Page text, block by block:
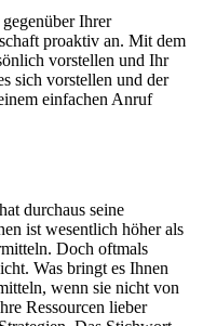
Ihrer
proaktiv an. Mit dem
vorstellen und Ihr
sich vorstellen und der
einfachen Anruf
durchaus seine
ist wesentlich höher als
Doch oftmals
Was bringt es Ihnen
wenn sie nicht von
Ressourcen lieber